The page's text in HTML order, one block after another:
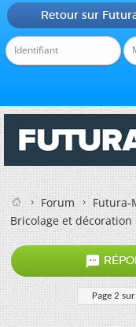
Retour sur
Forum
Futura-
Bricolage et décoration

Page 2